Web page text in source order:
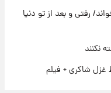
رفتی و بعد از تو دنیا
شاکری + فیلم